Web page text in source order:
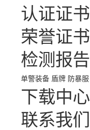
认证证书
荣誉证书
检测报告
单警装备 盾牌 防暴服
下载中心
联系我们